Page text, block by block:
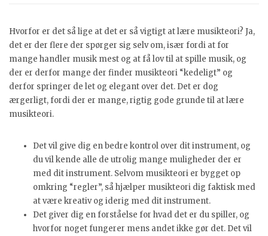
Hvorfor er det så lige at det er så vigtigt at lære musikteori? Ja,
det er der flere der spørger sig selv om, især fordi at for
mange handler musik mest og at få lov til at spille musik, og
der er derfor mange der finder musikteori “kedeligt” og
derfor springer de let og elegant over det. Det er dog
ærgerligt, fordi der er mange, rigtig gode grunde til at lære
musikteori.
Det vil give dig en bedre kontrol over dit instrument, og
du vil kende alle de utrolig mange muligheder der er
med dit instrument. Selvom musikteori er bygget op
omkring “regler”, så hjælper musikteori dig faktisk med
at være kreativ og iderig med dit instrument.
Det giver dig en forståelse for hvad det er du spiller, og
hvorfor noget fungerer mens andet ikke gør det. Det vil